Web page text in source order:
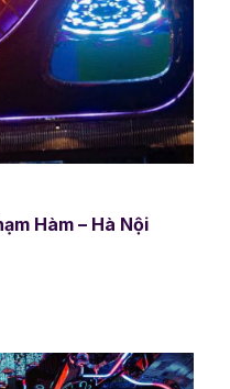
Hàm – Hà Nội